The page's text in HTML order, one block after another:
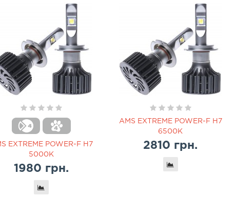
EXTREME POWER-F H7
5000K
1980 грн.
AMS EXTREME POWER-F H7
6500K
2810 грн.